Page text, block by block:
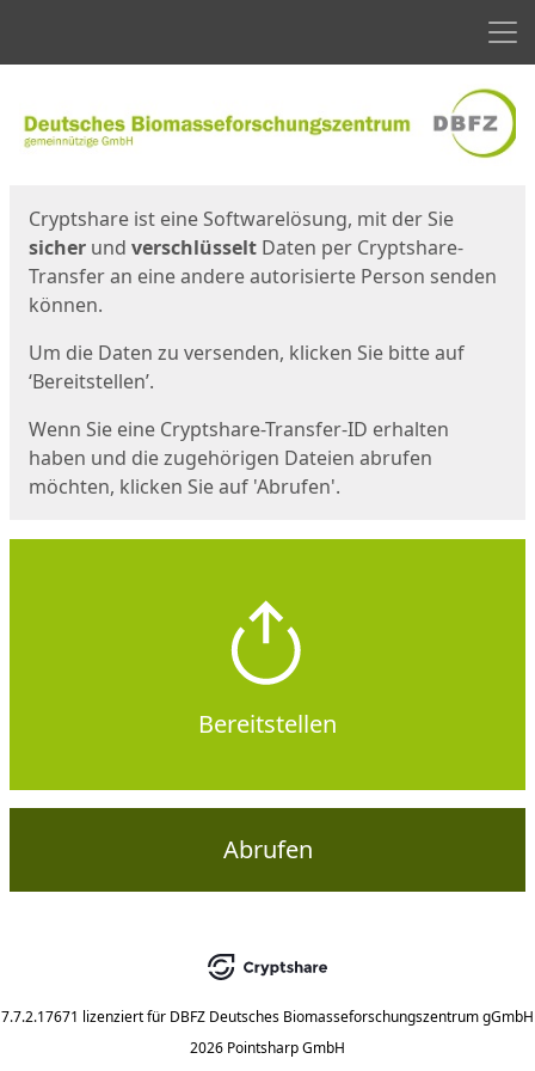
Cryptshare ist eine Softwarelösung, mit der Sie
sicher und verschlüsselt Daten per Cryptshare-
Transfer an eine andere autorisierte Person senden
können.
Um die Daten zu versenden, klicken Sie bitte auf
‘Bereitstellen’.
Wenn Sie eine Cryptshare-Transfer-ID erhalten
haben und die zugehörigen Dateien abrufen
möchten, klicken Sie auf 'Abrufen'.
Bereitstellen
Abrufen
7.7.2.17671 lizenziert für DBFZ Deutsches Biomasseforschungszentrum gGmbH
2026 Pointsharp GmbH